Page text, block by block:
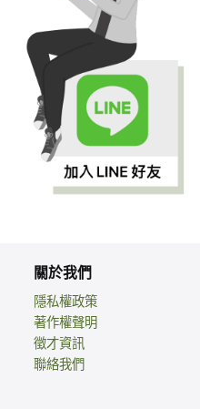
關於我們
隱私權政策
著作權聲明
徵才資訊
聯絡我們